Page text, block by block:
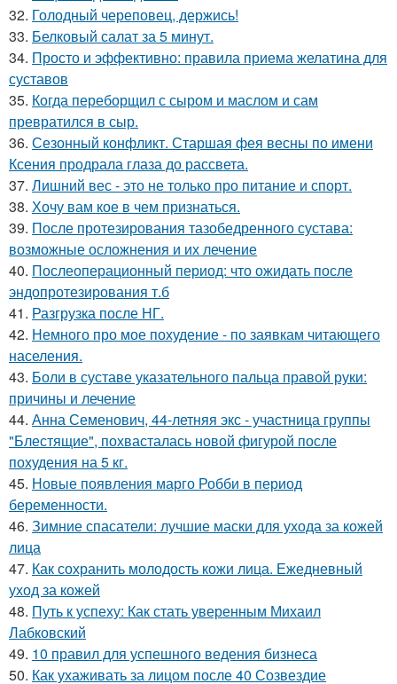
32. Голодный череповец, держись!
33. Белковый салат за 5 минут.
34. Просто и эффективно: правила приема желатина для
суставов
35. Когда переборщил с сыром и маслом и сам
превратился в сыр.
36. Сезонный конфликт. Старшая фея весны по имени
Ксения продрала глаза до рассвета.
37. Лишний вес - это не только про питание и спорт.
38. Хочу вам кое в чем признаться.
39. После протезирования тазобедренного сустава:
возможные осложнения и их лечение
40. Послеоперационный период: что ожидать после
эндопротезирования т.б
41. Разгрузка после НГ.
42. Немного про мое похудение - по заявкам читающего
населения.
43. Боли в суставе указательного пальца правой руки:
причины и лечение
44. Анна Семенович, 44-летняя экс - участница группы
"Блестящие", похвасталась новой фигурой после
похудения на 5 кг.
45. Новые появления марго Робби в период
беременности.
46. Зимние спасатели: лучшие маски для ухода за кожей
лица
47. Как сохранить молодость кожи лица. Ежедневный
уход за кожей
48. Путь к успеху: Как стать уверенным Михаил
Лабковский
49. 10 правил для успешного ведения бизнеса
50. Как ухаживать за лицом после 40 Созвездие